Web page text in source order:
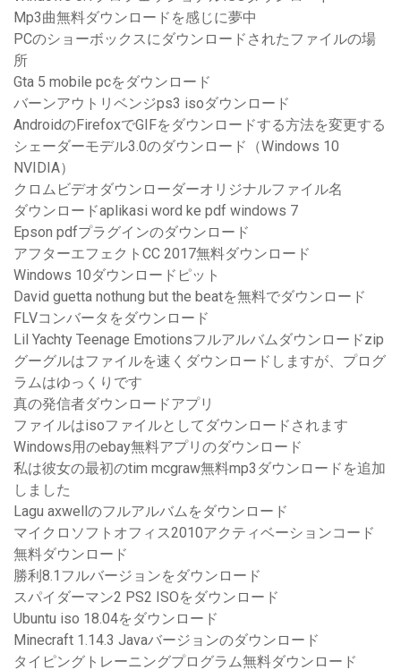
Mp3曲無料ダウンロードを感じに夢中
PCのショーボックスにダウンロードされたファイルの場
所
Gta 5 mobile pcをダウンロード
バーンアウトリベンジps3 isoダウンロード
AndroidのFirefoxでGIFをダウンロードする方法を変更する
シェーダーモデル3.0のダウンロード（Windows 10
NVIDIA）
クロムビデオダウンローダーオリジナルファイル名
ダウンロードaplikasi word ke pdf windows 7
Epson pdfプラグインのダウンロード
アフターエフェクトCC 2017無料ダウンロード
Windows 10ダウンロードピット
David guetta nothung but the beatを無料でダウンロード
FLVコンバータをダウンロード
Lil Yachty Teenage Emotionsフルアルバムダウンロードzip
グーグルはファイルを速くダウンロードしますが、プログ
ラムはゆっくりです
真の発信者ダウンロードアプリ
ファイルはisoファイルとしてダウンロードされます
Windows用のebay無料アプリのダウンロード
私は彼女の最初のtim mcgraw無料mp3ダウンロードを追加
しました
Lagu axwellのフルアルバムをダウンロード
マイクロソフトオフィス2010アクティベーションコード
無料ダウンロード
勝利8.1フルバージョンをダウンロード
スパイダーマン2 PS2 ISOをダウンロード
Ubuntu iso 18.04をダウンロード
Minecraft 1.14.3 Javaバージョンのダウンロード
タイピングトレーニングプログラム無料ダウンロード